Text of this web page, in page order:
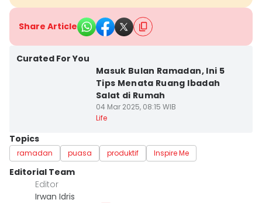
Share Article
Curated For You
Masuk Bulan Ramadan, Ini 5
Tips Menata Ruang Ibadah
Salat di Rumah
04 Mar 2025, 08:15 WIB
Life
Topics
ramadan puasa produktif Inspire Me
Editorial Team
Editor
Irwan Idris